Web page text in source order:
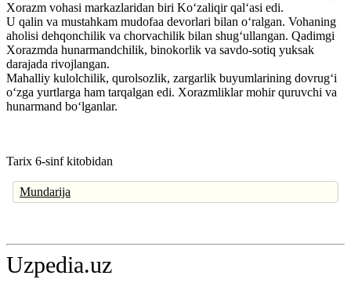
Xorazm vohasi markazlaridan biri Ko‘zaliqir qal‘asi edi.
U qalin va mustahkam mudofaa devorlari bilan o‘ralgan. Vohaning
aholisi dehqonchilik va chorvachilik bilan shug‘ullangan. Qadimgi
Xorazmda hunarmandchilik, binokorlik va savdo-sotiq yuksak
darajada rivojlangan.
Mahalliy kulolchilik, qurolsozlik, zargarlik buyumlarining dovrug‘i
o‘zga yurtlarga ham tarqalgan edi. Xorazmliklar mohir quruvchi va
hunarmand bo‘lganlar.
Tarix 6-sinf kitobidan
Mundarija
Uzpedia.uz